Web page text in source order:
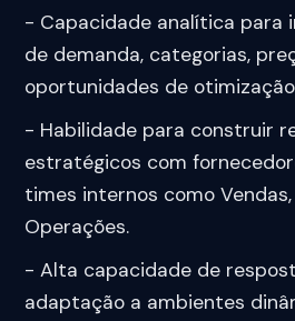
- Capacidade analítica para
de demanda, categorias,
oportunidades de
- Habilidade para construir
estratégicos com
times internos como
Operações.
- Alta capacidade de
adaptação a ambientes